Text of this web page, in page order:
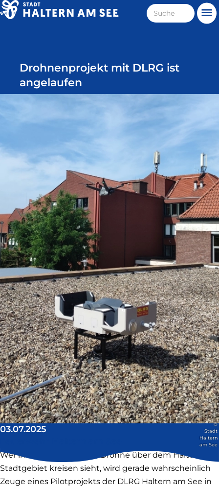
Direkt
zum
Suche
Drohnenprojekt mit DLRG ist
angelaufen
03.07.2025
©
Stadt
Haltern
am See
Wer in nächster Zeit eine Drohne über dem Halterner
Stadtgebiet kreisen sieht, wird gerade wahrscheinlich
Zeuge eines Pilotprojekts der DLRG Haltern am See in